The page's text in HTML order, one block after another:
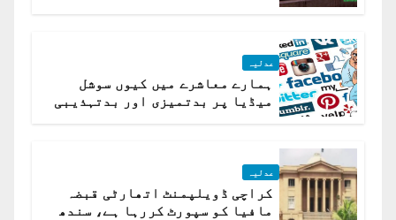
عدلیہ
ہمارے معاشرے میں کیوں سوشل
میڈیا پر بدتمیزی اور بدتہذیبی
عدلیہ
کراچی ڈویلپمنٹ اتھارٹی قبضہ
مافیا کو سپورٹ کررہا ہے، سندھ